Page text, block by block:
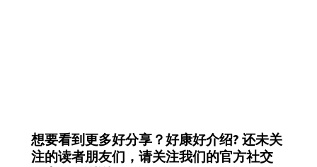
想要看到更多好分享？好康好介绍? 还未关
注的读者朋友们，请关注我们的官方社交